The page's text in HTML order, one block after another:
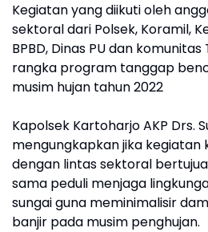
Kegiatan yang diikuti oleh
sektoral dari Polsek, Koramil,
BPBD, Dinas PU dan
rangka program tanggap
musim hujan tahun 2022
Kapolsek Kartoharjo AKP Drs.
mengungkapkan jika kegiatan
dengan lintas sektoral
sama peduli menjaga
sungai guna meminimalisir
banjir pada musim penghujan.